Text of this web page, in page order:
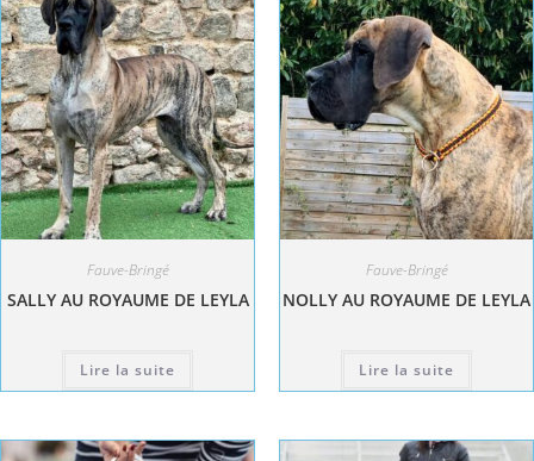
Fauve-Bringé
SALLY AU ROYAUME DE LEYLA
Lire la suite
Fauve-Bringé
NOLLY AU ROYAUME DE LEYLA
Lire la suite